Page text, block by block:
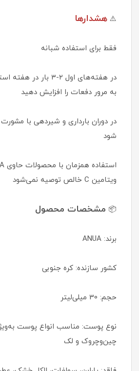
⚠️ هشدارها
فقط برای استفاده شبانه
در هفته‌های اول ۲-۳
به مرور دفعات را افزایش دهید
در دوران بارداری و شیردهی با
شود
ویتامین C خالص توصیه نمی‌شود
📦 مشخصات محصول
برند: ANUA
کشور سازنده: کره جنوبی
حجم: 30 میلی‌لیتر
نوع پوست: مناسب انواع پوست
چین‌وچروک و لک